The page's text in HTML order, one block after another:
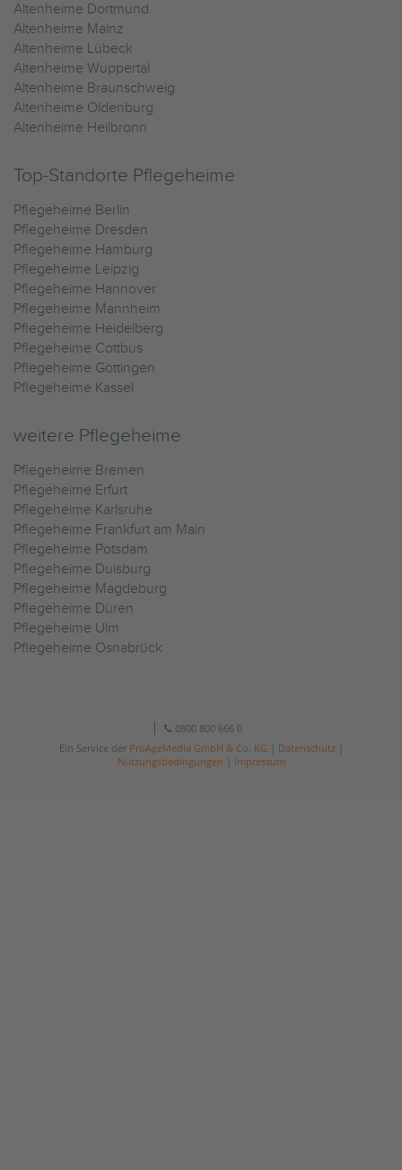
Altenheime Dortmund
Altenheime Mainz
Altenheime Lübeck
Altenheime Wuppertal
Altenheime Braunschweig
Altenheime Oldenburg
Altenheime Heilbronn
Top-Standorte Pflegeheime
Pflegeheime Berlin
Pflegeheime Dresden
Pflegeheime Hamburg
Pflegeheime Leipzig
Pflegeheime Hannover
Pflegeheime Mannheim
Pflegeheime Heidelberg
Pflegeheime Cottbus
Pflegeheime Göttingen
Pflegeheime Kassel
weitere Pflegeheime
Pflegeheime Bremen
Pflegeheime Erfurt
Pflegeheime Karlsruhe
Pflegeheime Frankfurt am Main
Pflegeheime Potsdam
Pflegeheime Duisburg
Pflegeheime Magdeburg
Pflegeheime Düren
Pflegeheime Ulm
Pflegeheime Osnabrück
0800 800 666 0
Ein Service der ProAgeMedia GmbH & Co. KG Datenschutz|
Nutzungsbedingungen
Impressum